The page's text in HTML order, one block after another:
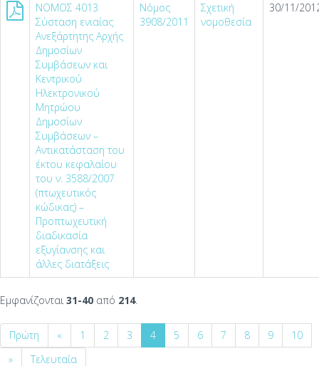
NOMOΣ 4013
Σύσταση ενιαίας
Ανεξάρτητης Αρχής
Δημοσίων
Συμβάσεων και
Κεντρικού
Ηλεκτρονικού
Μητρώου
Δημοσίων
Συμβάσεων –
Αντικατάσταση του
έκτου κεφαλαίου
του ν. 3588/2007
(πτωχευτικός
κώδικας) –
Προπτωχευτική
διαδικασία
εξυγίανσης και
άλλες διατάξεις
Νόμος
3908/2011
Σχετική
νομοθεσία
30/11/
Εμφανίζονται 31-40 από 214.
Πρώτη « 1 2 3 4 5 6 7 8 9
10
»
Τελευταία